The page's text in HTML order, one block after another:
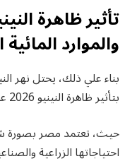
تأثير ظاهرة
والموارد
بناء علي ذلك، يحتل نهر
بتأثير ظاهرة النينيو 2026 على مصر.
حيث، تعتمد مصر بصورة
احتياجاتها الزراعية